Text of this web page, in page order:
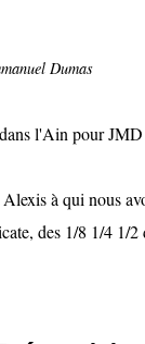
Dumas
à qui nous
des 1/8 1/4 1/2